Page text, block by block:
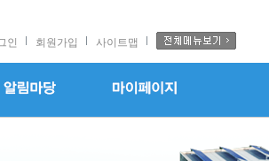
인 회원가입 사이트맵